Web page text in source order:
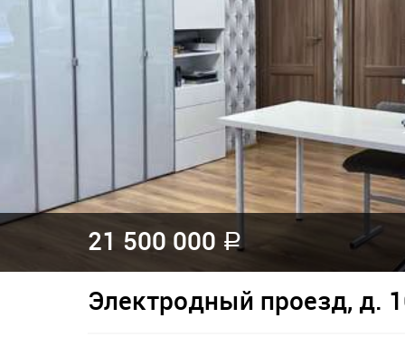
21 500 000 a
Электродный проезд, д.